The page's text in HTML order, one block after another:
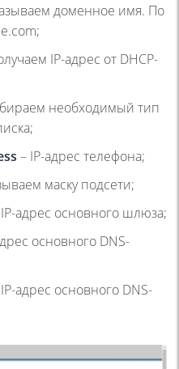
доменное имя. По
IP-адрес от DHCP-
необходимый тип
– IP-адрес телефона;
маску подсети;
адрес основного шлюза;
основного DNS-
адрес основного DNS-